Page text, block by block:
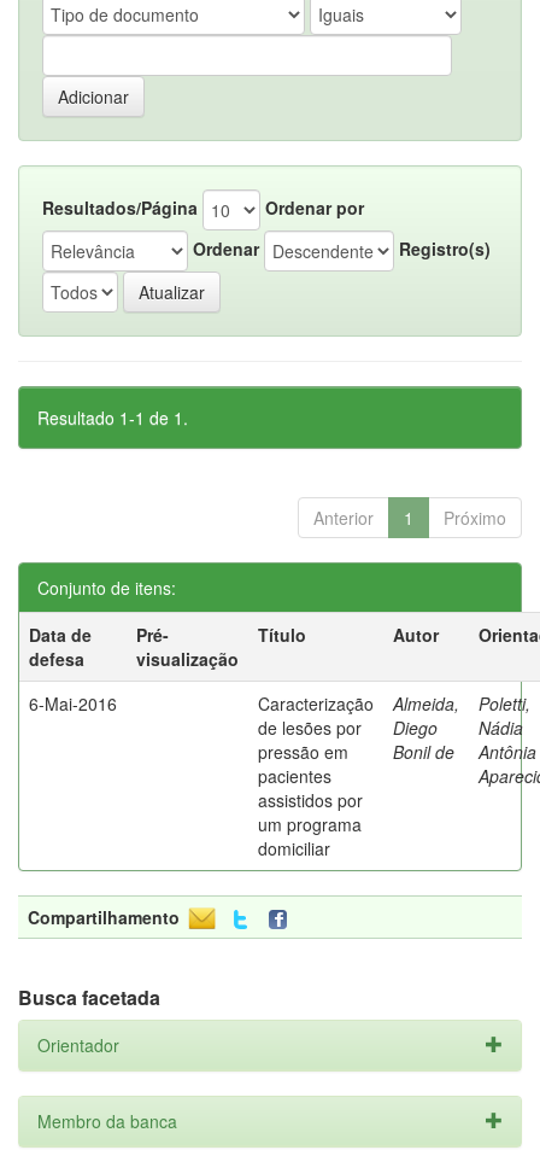
Resultados/Página
Ordenar por
Ordenar
Registro(s)
Resultado 1-1 de 1.
Anterior 1 Próximo
Conjunto de itens:
Data de
defesa
Pré-
visualização
Título Autor
6-Mai-2016
Caracterização
de lesões por
pressão em
pacientes
assistidos por
um programa
domiciliar
Almeida,
Diego
Bonil de
Poletti,
Nádia
Antônia
Compartilhamento
Busca facetada
Orientador
Membro da banca